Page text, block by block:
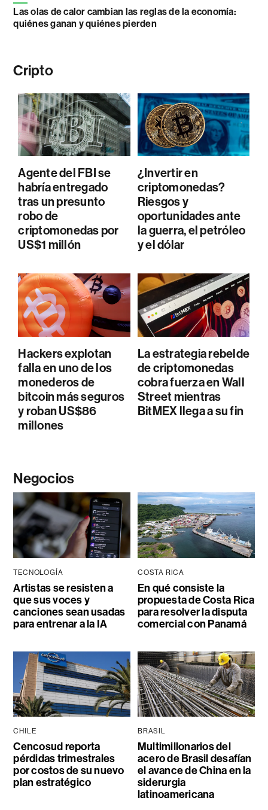
Las olas de calor cambian las reglas de la economía:
quiénes ganan y quiénes pierden
Cripto
Agente del FBI se
habría entregado
tras un presunto
robo de
criptomonedas por
US$1 millón
¿Invertir en
criptomonedas?
Riesgos y
oportunidades ante
la guerra, el petróleo
y el dólar
Hackers explotan
falla en uno de los
monederos de
bitcoin más seguros
y roban US$86
millones
La estrategia rebelde
de criptomonedas
cobra fuerza en Wall
Street mientras
BitMEX llega a su fin
Negocios
TECNOLOGÍA
Artistas se resisten a
que sus voces y
canciones sean usadas
para entrenar a la IA
COSTA RICA
En qué consiste la
propuesta de Costa Rica
para resolver la disputa
comercial con Panamá
CHILE
Cencosud reporta
pérdidas trimestrales
por costos de su nuevo
plan estratégico
BRASIL
Multimillonarios del
acero de Brasil desafían
el avance de China en la
siderurgia
latinoamericana